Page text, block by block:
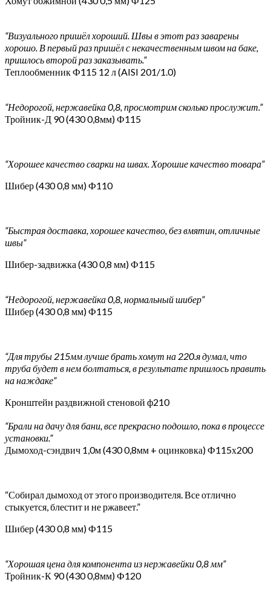
“Визуального пришёл хороший. Швы в этот раз заварены
хорошо. В первый раз пришёл с некачественным швом на баке,
пришлось второй раз заказывать.”
Теплообменник Ф115 12 л (AISI 201/1.0)
“Недорогой, нержавейка 0,8, просмотрим сколько прослужит.”
Тройник-Д 90 (430 0,8мм) Ф115
“Хорошее качество сварки на швах. Хорошие качество товара”
Шибер (430 0,8 мм) Ф110
“Быстрая доставка, хорошее качество, без вмятин, отличные
швы”
Шибер-задвижка (430 0,8 мм) Ф115
“Недорогой, нержавейка 0,8, нормальный шибер”
Шибер (430 0,8 мм) Ф115
“Для трубы 215мм лучше брать хомут на 220.я думал, что
труба будет в нем болтаться, в результате пришлось править
на наждаке”
Кронштейн раздвижной стеновой ф210
“Брали на дачу для бани, все прекрасно подошло, пока в процессе
установки.”
Дымоход-сэндвич 1,0м (430 0,8мм + оцинковка) Ф115х200
“Собирал дымоход от этого производителя. Все отлично
стыкуется, блестит и не ржавеет.”
Шибер (430 0,8 мм) Ф115
“Хорошая цена для компонента из нержавейки 0,8 мм”
Тройник-К 90 (430 0,8мм) Ф120